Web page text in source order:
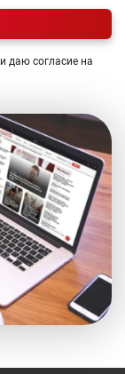
и даю согласие на